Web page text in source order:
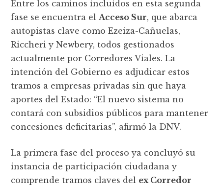
Entre los caminos incluidos en esta segunda
fase se encuentra elAcceso Sur, que abarca
autopistas clave como Ezeiza-Cañuelas,
Riccheri y Newbery, todos gestionados
actualmente por Corredores Viales. La
intención del Gobierno es adjudicar estos
tramos a empresas privadas sin que haya
aportes del Estado: “El nuevo sistema no
contará con subsidios públicos para mantener
concesiones deficitarias”, afirmó la DNV.
La primera fase del proceso ya concluyó su
instancia de participación ciudadana y
comprende tramos claves del ex Corredor